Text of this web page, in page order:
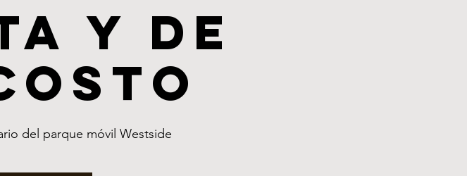
y de
del parque móvil Westside